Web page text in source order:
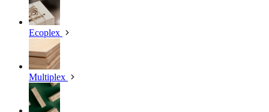
Ecoplex
Multiplex